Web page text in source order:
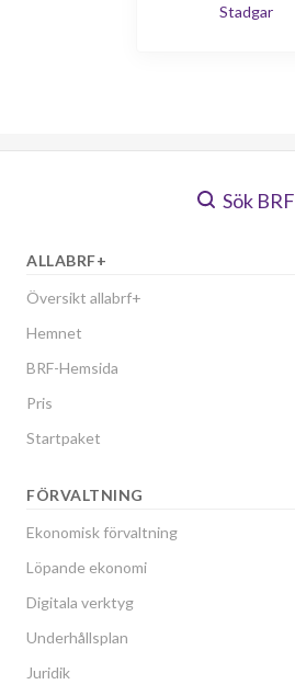
Stadgar
Sök BRF
ALLABRF+
Översikt allabrf+
Hemnet
BRF-Hemsida
Pris
Startpaket
FÖRVALTNING
Ekonomisk förvaltning
Löpande ekonomi
Digitala verktyg
Underhållsplan
Juridik